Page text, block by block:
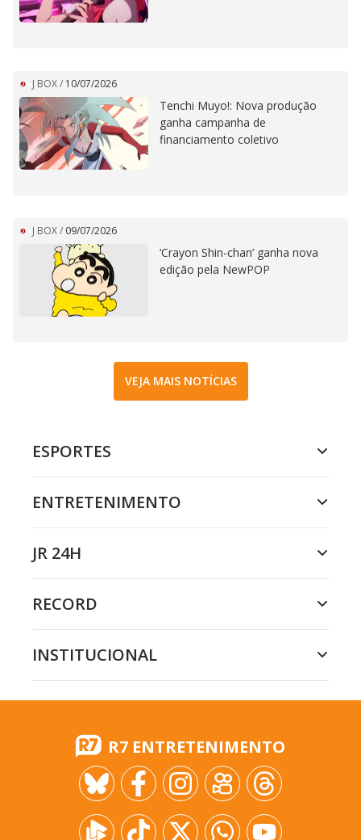
J BOX/ 10/07/2026
Tenchi Muyo!: Nova produção
ganha campanha de
financiamento coletivo
J BOX/ 09/07/2026
‘Crayon Shin-chan’ ganha nova
edição pela NewPOP
VEJA MAIS NOTÍCIAS
ESPORTES
ENTRETENIMENTO
JR 24H
RECORD
INSTITUCIONAL
R7 ENTRETENIMENTO